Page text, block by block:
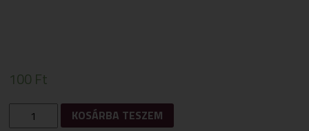
100 Ft
GLUTÉN-
KOSÁRBA TESZEM